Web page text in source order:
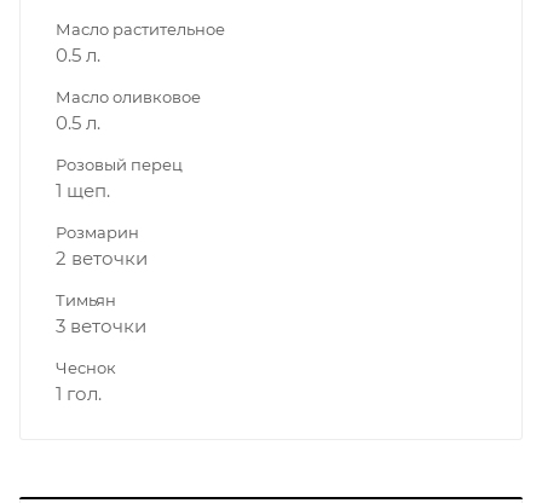
Масло растительное
0.5 л.
Масло оливковое
0.5 л.
Розовый перец
1 щеп.
Розмарин
2 веточки
Тимьян
3 веточки
Чеснок
1 гол.